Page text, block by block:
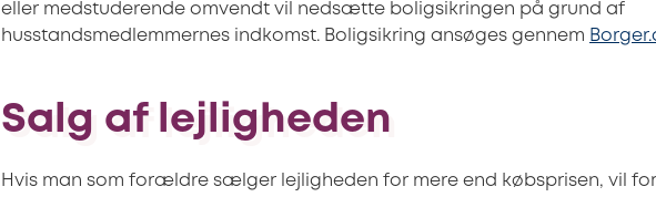
eller medstuderende omvendt vil nedsætte boligsikringen på grund af
husstandsmedlemmernes indkomst. Boligsikring ansøges gennem
Salg af lejligheden
Hvis man som forældre sælger lejligheden for mere end købsprisen, vil